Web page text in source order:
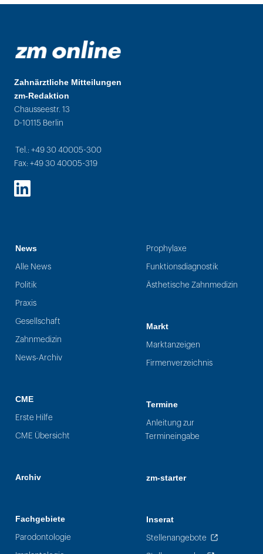
Zahnärztliche Mitteilungen
zm-Redaktion
Chausseestr. 13
D-10115 Berlin
Tel.: +49 30 40005-300
Fax: +49 30 40005-319
LinkedIn
News
Alle News
Politik
Praxis
Gesellschaft
Zahnmedizin
News-Archiv
CME
Erste Hilfe
CME Übersicht
Archiv
Fachgebiete
Parodontologie
Prophylaxe
Funktionsdiagnostik
Ästhetische Zahnmedizin
Markt
Marktanzeigen
Firmenverzeichnis
Termine
Anleitung zur
Termineingabe
zm-starter
Inserat
Stellenangebote